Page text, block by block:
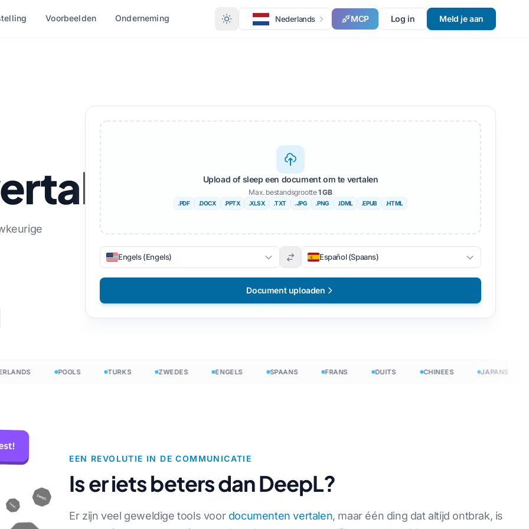
PDF naar DOCX
PDF naar TXT
InDesign naar PDF
XLSX naar PDF
TXT naar XLSX
JPG naar PDF
PNG naar PDF
EPUB naar PDF
Begin vrij
Afrikaans
Albanees
Fins
Zoeloe
Begin vrij
Voorbeelden Onderneming Nederlands MCP Log in Meld je aan
Upload of sleep een document om te vertalen
Max. bestandsgrootte1 GB
.PDF .DOCX .PPTX .XLSX .TXT .JPG .PNG .IDML .EPUB .HTML
Engels (Engels) Español (Spaans)
Document uploaden
POOLS TURKS ZWEDES ENGELS SPAANS FRANS DUITS CHINEES JAPANS
EEN REVOLUTIE IN DE COMMUNICATIE
Is er iets beters dan DeepL?
Er zijn veel geweldige tools voor documenten vertalen, maar één ding dat altijd ontbrak, is